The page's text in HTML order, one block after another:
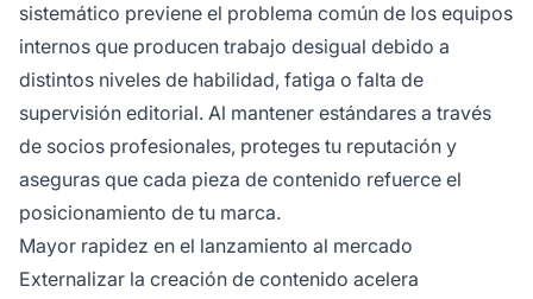
sistemático previene el problema común de los equipos
internos que producen trabajo desigual debido a
distintos niveles de habilidad, fatiga o falta de
supervisión editorial. Al mantener estándares a través
de socios profesionales, proteges tu reputación y
aseguras que cada pieza de contenido refuerce el
posicionamiento de tu marca.
Mayor rapidez en el lanzamiento al mercado
Externalizar la creación de contenido acelera